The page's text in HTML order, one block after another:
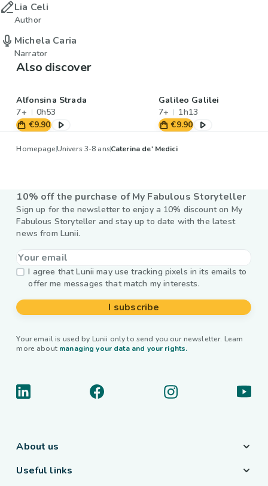
Lia Celi
Author
Michela Caria
Narrator
Also discover
Alfonsina Strada
7+
0h53
€9.90
Galileo Galilei
7+
1h13
€9.90
HomepageUnivers 3-8 ansCaterina de' Medici
10% off the purchase of My Fabulous Storyteller
Sign up for the newsletter to enjoy a 10% discount on My
Fabulous Storyteller and stay up to date with the latest
news from Lunii.
I agree that Lunii may use tracking pixels in its emails to
offer me messages that match my interests.
I subscribe
Your email is used by Lunii only to send you our newsletter. Learn
more about managing your data and your rights.
About us
Useful links